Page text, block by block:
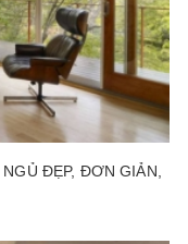
ĐẸP, ĐƠN GIẢN,